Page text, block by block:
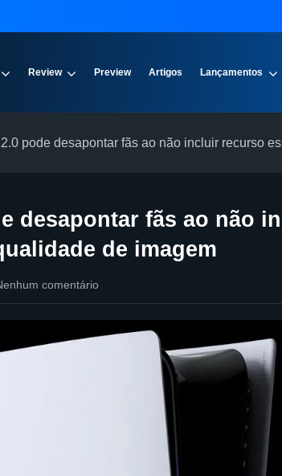
Review Preview Artigos Lançamentos
pode desapontar fãs ao não incluir recurso
desapontar fãs ao não
de imagem
comentário